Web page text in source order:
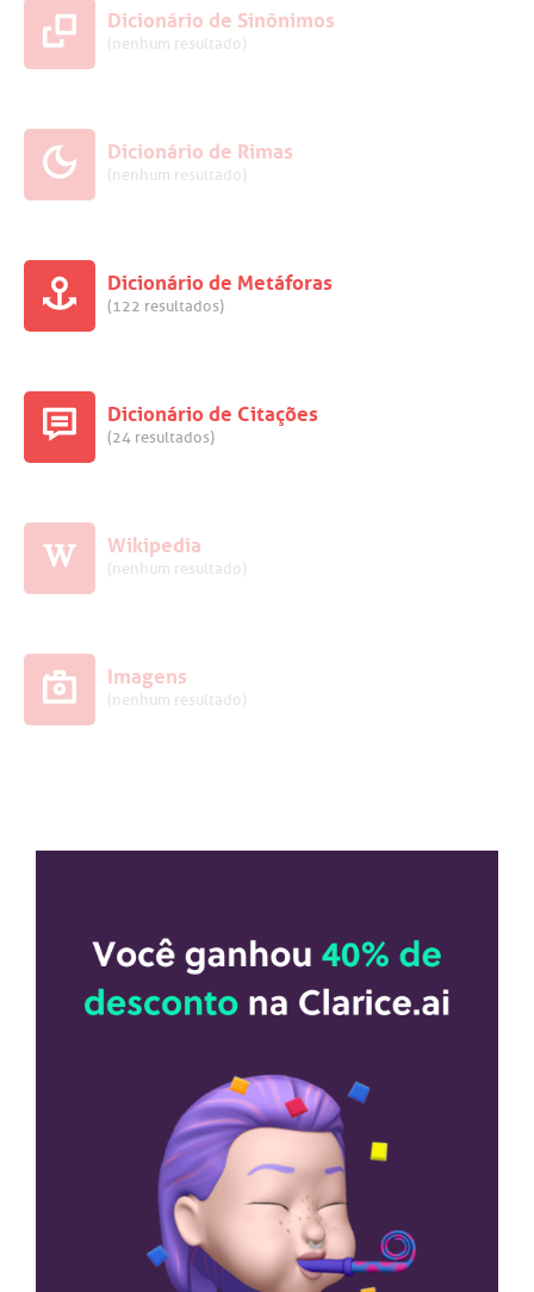
Dicionário de Sinônimos
(nenhum resultado)
Dicionário de Rimas
(nenhum resultado)
Dicionário de Metáforas
(122 resultados)
Dicionário de Citações
(24 resultados)
Wikipedia
(nenhum resultado)
Imagens
(nenhum resultado)